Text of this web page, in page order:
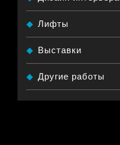
Лифты
Выставки
Другие работы